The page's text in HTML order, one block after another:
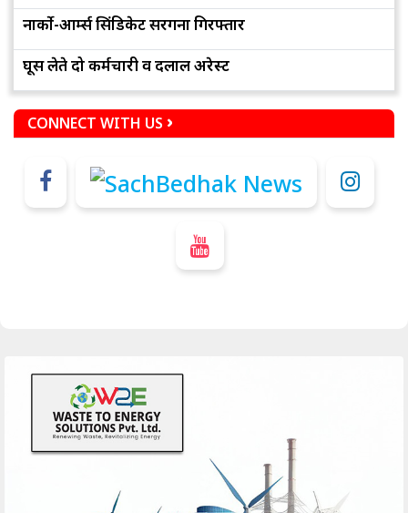
नार्को-आर्म्स सिंडिकेट सरगना गिरफ्तार
घूस लेते दो कर्मचारी व दलाल अरेस्ट
CONNECT WITH US